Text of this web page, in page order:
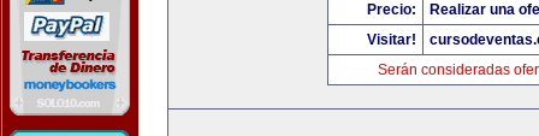
Precio:
Realizar una
Visitar!
Serán consideradas